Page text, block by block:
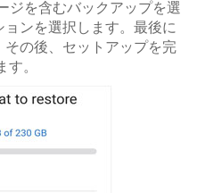
ジを含むバックアップを選
ョンを選択します。最後に
その後、セットアップを完
。